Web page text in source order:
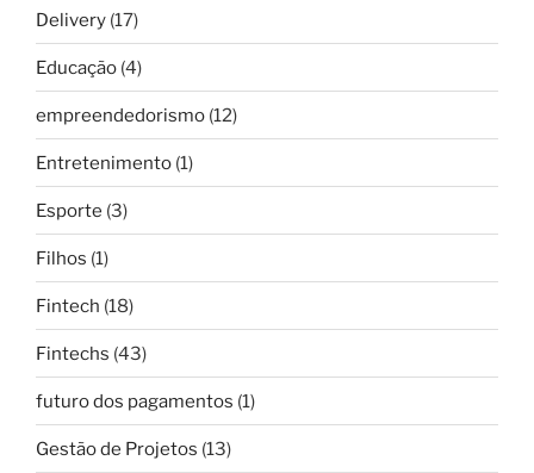
Delivery (17)
Educação (4)
empreendedorismo (12)
Entretenimento (1)
Esporte (3)
Filhos (1)
Fintech (18)
Fintechs (43)
futuro dos pagamentos (1)
Gestão de Projetos (13)